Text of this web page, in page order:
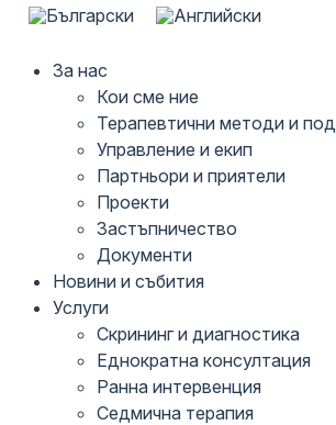
За нас
Кои сме ние
Терапевтични методи и
Управление и екип
Партньори и приятели
Проекти
Застъпничество
Документи
Новини и събития
Услуги
Скрининг и диагностика
Еднократна консултация
Ранна интервенция
Седмична терапия